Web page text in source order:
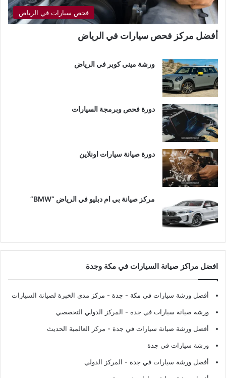
فحص سيارات في الرياض
أفضل مركز فحص سيارات في الرياض
ورشة ميني كوبر في الرياض
دورة فحص وبرمجة السيارات
دورة صيانة سيارات اونلاين
مركز صيانة بي ام دبليو في الرياض “BMW”
افضل مراكز صيانة السيارات في مكة وجدة
أفضل ورشة سيارات في مكة - جدة - مركز مدى الخبرة لصيانة السيارات
ورشة صيانة سيارات في جدة - المركز الدولي التخصصي
أفضل ورشة صيانة سيارات في جدة - مركز العالمية الحديث
ورشة سيارات في جدة
أفضل ورشة سيارات في جدة - المركز الدولي